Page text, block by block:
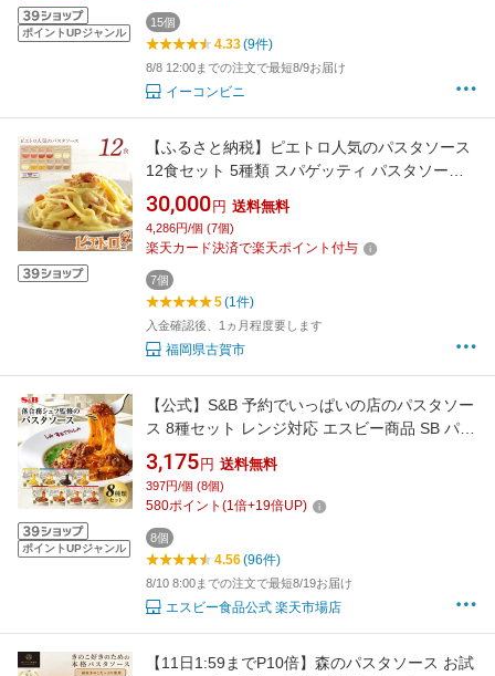
ポイントUPジャンル
15個
4.33(9件)
8/8 12:00までの注文で最短8/9お届け
イーコンビニ
【ふるさと納税】ピエトロ人気のパスタソース
12食セット 5種類 スパゲッティ パスタソース
詰め合わせ 食べ比べ レトルト ペペロンチーノ
ボロネーゼ ナポリタン カルボナーラ 常温
30,000 円 送料無料
4,286円/個 (7個)
楽天カード決済で楽天ポイント付与
7個
5(1件)
入金確認後、1ヵ月程度要します
福岡県古賀市
ポイントUPジャンル
【公式】S&B 予約でいっぱいの店のパスタソー
ス 8種セット レンジ対応 エスビー商品 SB パス
タソース レトルト レストラン あえるだけ まと
め買い ギフト 詰め合わせ 落合シェフ ラベット
ラ パスタ ソース セット 食べ比べ
3,175 円 送料無料
397円/個 (8個)
580ポイント (1倍+19倍UP)
8個
4.56(96件)
8/10 8:00までの注文で最短8/19お届け
エスビー食品公式 楽天市場店
【11日1:59までP10倍】森のパスタソース お試